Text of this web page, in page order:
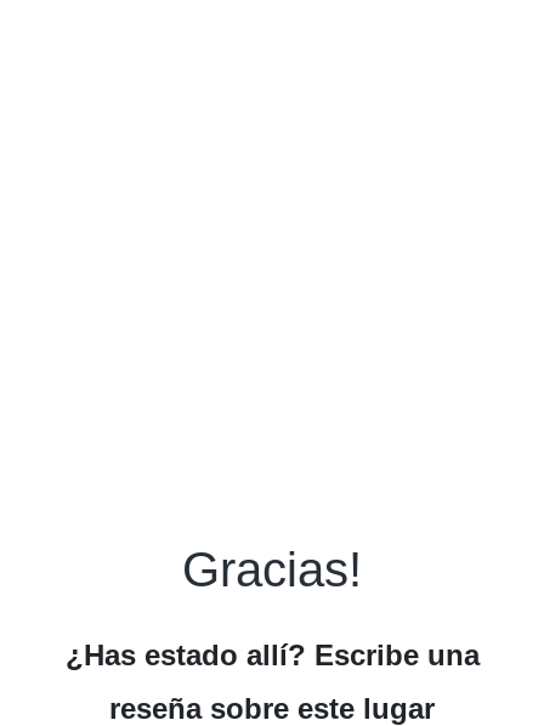
Gracias!
¿Has estado allí? Escribe una
reseña sobre este lugar